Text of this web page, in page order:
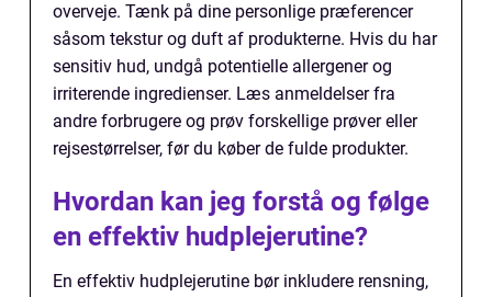
overveje. Tænk på dine personlige præferencer
såsom tekstur og duft af produkterne. Hvis du har
sensitiv hud, undgå potentielle allergener og
irriterende ingredienser. Læs anmeldelser fra
andre forbrugere og prøv forskellige prøver eller
rejsestørrelser, før du køber de fulde produkter.
Hvordan kan jeg forstå og følge
en effektiv hudplejerutine?
En effektiv hudplejerutine bør inkludere rensning,